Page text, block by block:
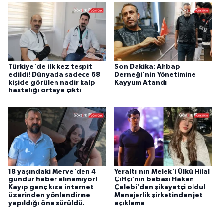
Türkiye'de ilk kez tespit
edildi! Dünyada sadece 68
kişide görülen nadir kalp
hastalığı ortaya çıktı
Son Dakika: Ahbap
Derneği'nin Yönetimine
Kayyum Atandı
18 yaşındaki Merve'den 4
gündür haber alınamıyor!
Kayıp genç kıza internet
üzerinden yönlendirme
yapıldığı öne sürüldü.
Yeraltı'nın Melek'i Ülkü Hilal
Çiftçi’nin babası Hakan
Çelebi'den şikayetçi oldu!
Menajerlik şirketinden jet
açıklama